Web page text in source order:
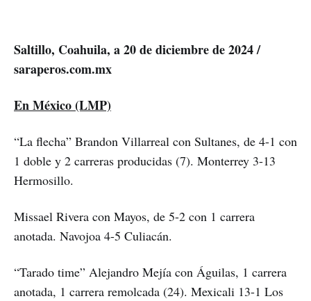
Saltillo, Coahuila, a 20 de diciembre de 2024 /
saraperos.com.mx
En México (LMP)
“La flecha” Brandon Villarreal con Sultanes, de 4-1 con
1 doble y 2 carreras producidas (7). Monterrey 3-13
Hermosillo.
Missael Rivera con Mayos, de 5-2 con 1 carrera
anotada. Navojoa 4-5 Culiacán.
“Tarado time” Alejandro Mejía con Águilas, 1 carrera
anotada, 1 carrera remolcada (24). Mexicali 13-1 Los